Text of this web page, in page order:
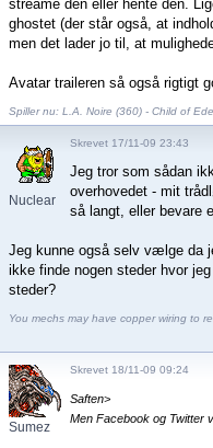
streame den eller hente den.
ghostet (der står også, at
men det lader jo til, at
Avatar traileren så også rigtigt
Spiller nu: L.A. Noire (360) - Child of
Nuclear
Skrevet 17/11-09 23:43
Jeg tror som sådan
overhovedet - mit
så langt, eller bevare
Jeg kunne også selv vælge da
ikke finde nogen steder hvor
steder?
You mechs may have copper wiring to
Sumez
Skrevet 18/11-09 09:24
Saften>
Men Facebook og Twitter